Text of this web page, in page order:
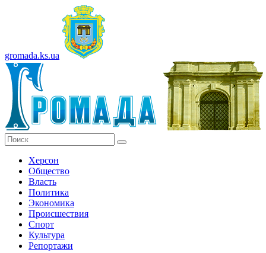
gromada.ks.ua
Херсон
Общество
Власть
Политика
Экономика
Происшествия
Спорт
Культура
Репортажи